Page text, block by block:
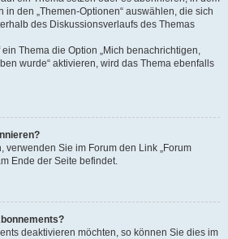
den „Themen-Optionen“ auswählen, die sich
des Diskussionsverlaufs des Themas
Thema die Option „Mich benachrichtigen,
wurde“ aktivieren, wird das Thema ebenfalls
verwenden Sie im Forum den Link „Forum
Ende der Seite befindet.
deaktivieren möchten, so können Sie dies im